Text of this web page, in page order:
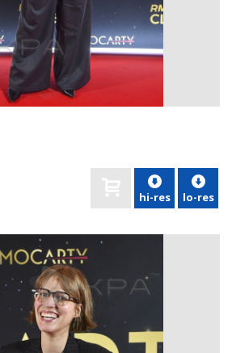
hi-res lo-res